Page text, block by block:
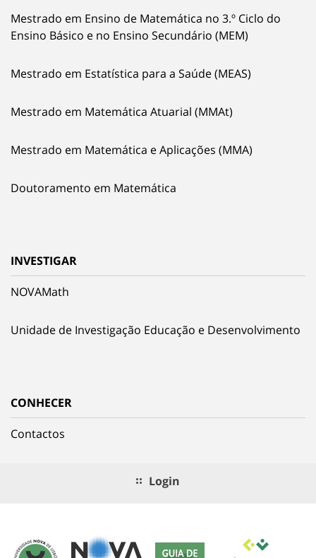
Mestrado em Ensino de Matemática no 3.º Ciclo do
Ensino Básico e no Ensino Secundário (MEM)
Mestrado em Estatística para a Saúde (MEAS)
Mestrado em Matemática Atuarial (MMAt)
Mestrado em Matemática e Aplicações (MMA)
Doutoramento em Matemática
INVESTIGAR
NOVAMath
Unidade de Investigação Educação e Desenvolvimento
CONHECER
Contactos
Login